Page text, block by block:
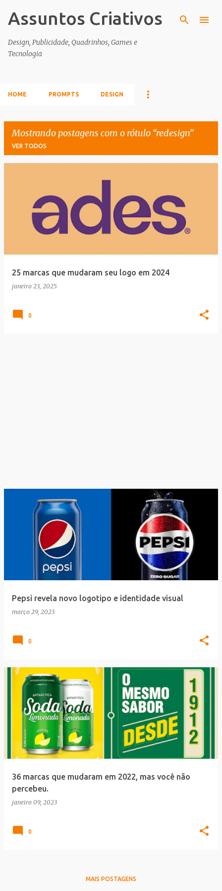
Pular para o conteúdo principal
Assuntos Criativos
Design, Publicidade, Quadrinhos, Games e
Tecnologia
HOME PROMPTS DESIGN
Mostrando postagens com o rótulo redesign
VER TODOS
25 marcas que mudaram seu logo em 2024
janeiro 23, 2025
0
Pepsi revela novo logotipo e identidade visual
março 29, 2023
0
36 marcas que mudaram em 2022, mas você não
percebeu.
janeiro 09, 2023
0
MAIS POSTAGENS